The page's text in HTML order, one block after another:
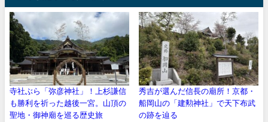
寺社ぶら「弥彦神社」！上杉謙信
も勝利を祈った越後一宮。山頂の
聖地・御神廟を巡る歴史旅
秀吉が選んだ信長の廟所！京都・
船岡山の「建勲神社」で天下布武
の跡を辿る